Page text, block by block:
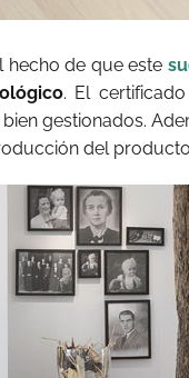
hecho de que este
. El
gestionados.
del